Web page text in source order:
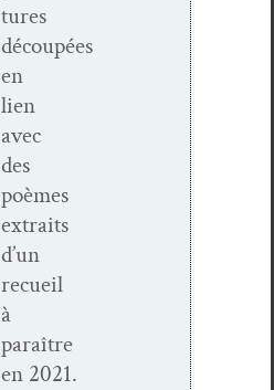
tures
découpées
en
lien
avec
des
poèmes
extraits
d’un
recueil
à
paraître
en 2021.